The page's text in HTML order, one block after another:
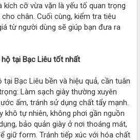
kích cỡ vừa vặn là yếu tố quan trọng
chân. Cuối cùng, kiểm tra tiêu
từ người dùng sẽ giúp bạn đưa ra
tại Bạc Liêu tốt nhất
Bạc Liêu bền và hiệu quả, cần tuân
Làm sạch giày thường xuyên
ấm, tránh sử dụng chất tẩy mạnh.
khô tự nhiên, không phơi gần nguồn
bảo quản giày ở nơi thoáng mát,
giữ form. Tránh tiếp xúc với hóa chất